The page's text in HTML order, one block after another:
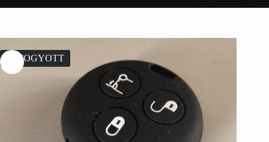
ELFOGYOTT